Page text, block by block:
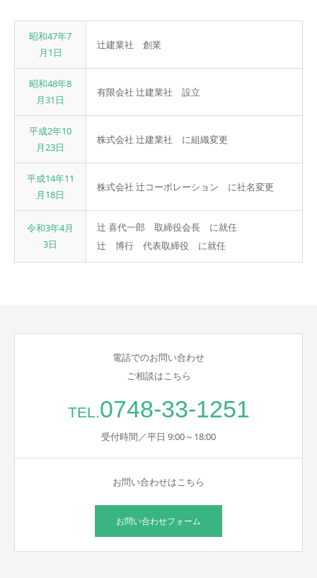
昭和47年7
月1日
辻󠄀建業社 創業
昭和48年8
月31日
有限会社 辻󠄀建業社 設立
平成2年10
月23日
株式会社 辻󠄀建業社 に組織変更
平成14年11
月18日
株式会社 辻󠄀コーポレーション に社名変更
令和3年4月
3日
辻󠄀 喜代一郎 取締役会長 に就任
辻󠄀 博行 代表取締役 に就任
電話でのお問い合わせ
ご相談はこちら
TEL.0748-33-1251
受付時間／平日 9:00～18:00
お問い合わせはこちら
お問い合わせフォーム